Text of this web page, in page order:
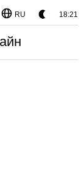
RU 18:21